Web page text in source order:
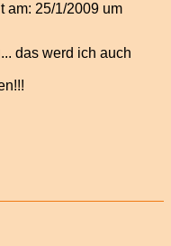
am: 25/1/2009 um
das werd ich auch